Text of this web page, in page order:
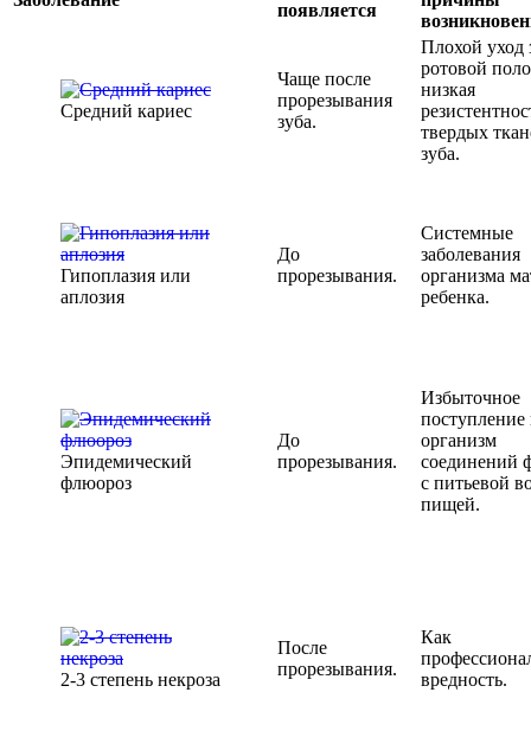
появляется
Средний кариес
Чаще после
прорезывания
зуба.
Плохой уход
ротовой
низкая
твердых
зуба.
Гипоплазия или
аплозия
До
прорезывания.
Системные
заболевания
организма
ребенка.
Эпидемический
флюороз
До
прорезывания.
Избыточное
поступление
организм
соединений
с питьевой
пищей.
2-3 степень некроза
После
прорезывания.
Как
вредность.